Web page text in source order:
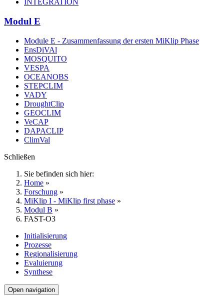
INTEGRATION
Modul E
Module E - Zusammenfassung der ersten MiKlip Phase
EnsDiVAl
MOSQUITO
VESPA
OCEANOBS
STEPCLIM
VADY
DroughtClip
GEOCLIM
VeCAP
DAPACLIP
ClimVal
Schließen
Sie befinden sich hier:
Home »
Forschung »
MiKlip I - MiKlip first phase »
Modul B »
FAST-O3
Initialisierung
Prozesse
Regionalisierung
Evaluierung
Synthese
Open navigation